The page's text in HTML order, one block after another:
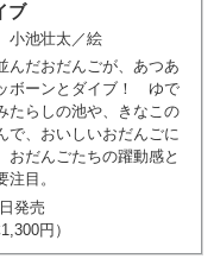
ブ
池壮太／絵
んだおだんごが、あつあ
ボーンとダイブ！ ゆで
たらしの池や、きなこの
で、おいしいおだんごに
おだんごたちの躍動感と
注目。
発売
円）